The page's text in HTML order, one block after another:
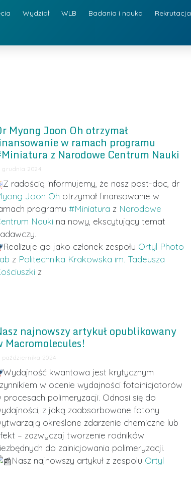
Wydział WLB Badania i nauka Rekrutacja
Myong Joon Oh otrzymał
w ramach programu
z Narodowe Centrum Nauki
grudnia 2024
Z radością informujemy, że nasz post-doc, dr
Joon Oh otrzymał finansowanie w
programu #Miniatura z Narodowe
Naukina nowy, ekscytujący temat
Realizuje go jako członek zespołu Ortyl Photo
z Politechnika Krakowska im. Tadeusza
z
najnowszy artykuł opublikowany
Macromolecules!
października 2024
Wydajność kwantowa jest krytycznym
w ocenie wydajności fotoinicjatorów
procesach polimeryzacji. Odnosi się do
z jaką zaabsorbowane fotony
określone zdarzenie chemiczne lub
– zazwyczaj tworzenie rodników
do zainicjowania polimeryzacji.
Nasz najnowszy artykuł z zespolu Ortyl